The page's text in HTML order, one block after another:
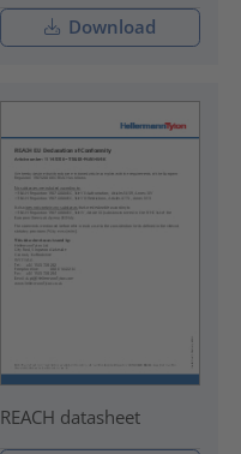
Download
REACH datasheet